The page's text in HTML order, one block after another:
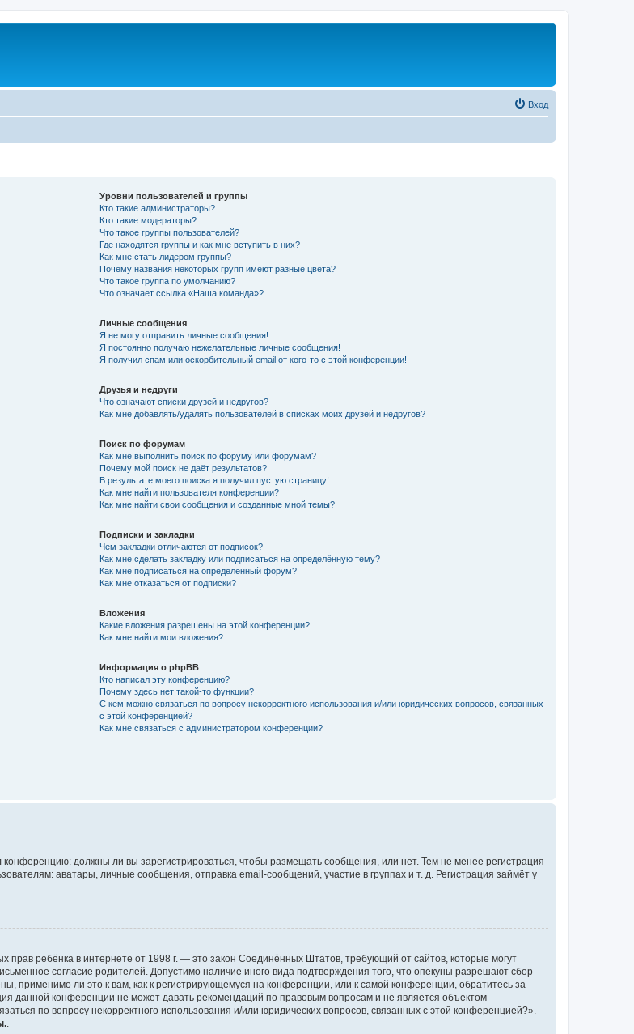
Вход
Уровни пользователей и группы
Кто такие администраторы?
Кто такие модераторы?
Что такое группы пользователей?
Где находятся группы и как мне вступить в них?
Как мне стать лидером группы?
Почему названия некоторых групп имеют разные цвета?
Что такое группа по умолчанию?
Что означает ссылка «Наша команда»?
Личные сообщения
Я не могу отправить личные сообщения!
Я постоянно получаю нежелательные личные сообщения!
Я получил спам или оскорбительный email от кого-то с этой конференции!
Друзья и недруги
Что означают списки друзей и недругов?
Как мне добавлять/удалять пользователей в списках моих друзей и недругов?
Поиск по форумам
Как мне выполнить поиск по форуму или форумам?
Почему мой поиск не даёт результатов?
В результате моего поиска я получил пустую страницу!
Как мне найти пользователя конференции?
Как мне найти свои сообщения и созданные мной темы?
Подписки и закладки
Чем закладки отличаются от подписок?
Как мне сделать закладку или подписаться на определённую тему?
Как мне подписаться на определённый форум?
Как мне отказаться от подписки?
Вложения
Какие вложения разрешены на этой конференции?
Как мне найти мои вложения?
Информация о phpBB
Кто написал эту конференцию?
Почему здесь нет такой-то функции?
С кем можно связаться по вопросу некорректного использования и/или юридических вопросов, связанных
с этой конференцией?
Как мне связаться с администратором конференции?
конференцию: должны ли вы зарегистрироваться, чтобы размещать сообщения, или нет. Тем не менее регистрация
аватары, личные сообщения, отправка email-сообщений, участие в группах и т. д. Регистрация займёт у
прав ребёнка в интернете от 1998 г. — это закон Соединённых Штатов, требующий от сайтов, которые могут
согласие родителей. Допустимо наличие иного вида подтверждения того, что опекуны разрешают сбор
применимо ли это к вам, как к регистрирующемуся на конференции, или к самой конференции, обратитесь за
данной конференции не может давать рекомендаций по правовым вопросам и не является объектом
по вопросу некорректного использования и/или юридических вопросов, связанных с этой конференцией?».